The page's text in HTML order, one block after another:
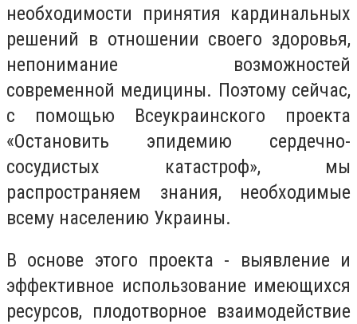
необходимости принятия кардинальных
решений в отношении своего здоровья,
непонимание возможностей
современной медицины. Поэтому сейчас,
с помощью Всеукраинского проекта
«Остановить эпидемию сердечно-
сосудистых катастроф», мы
распространяем знания, необходимые
всему населению Украины.
В основе этого проекта - выявление и
эффективное использование имеющихся
ресурсов, плодотворное взаимодействие